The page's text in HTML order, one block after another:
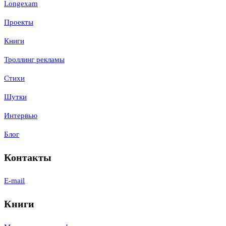
Longexam
Проекты
Книги
Троллинг рекламы
Стихи
Шутки
Интервью
Блог
Контакты
E-mail
Книги